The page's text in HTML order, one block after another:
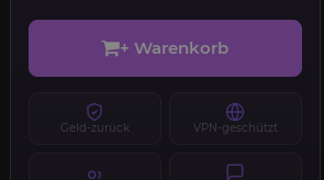
+ Warenkorb
Geld-zurück VPN-geschützt